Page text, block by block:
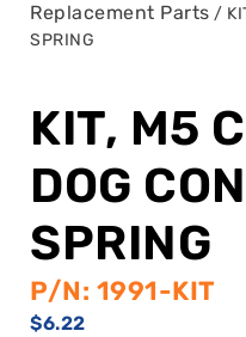
Replacement Parts /
SPRING
KIT, M5
DOG
SPRING
P/N: 1991-KIT
$6.22